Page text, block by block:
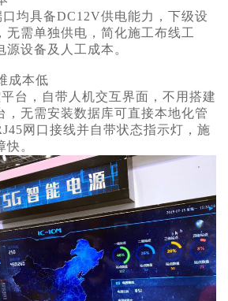
均具备DC12V供电能力，下级设
无需单独供电，简化施工布线工
设备及人工成本。
成本低
台，自带人机交互界面，不用搭建
，无需安装数据库可直接本地化管
网口接线并自带状态指示灯，施
。